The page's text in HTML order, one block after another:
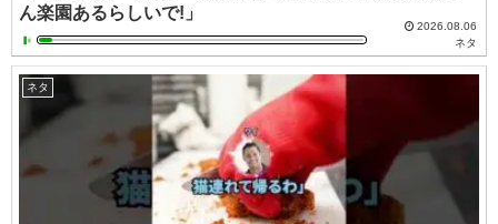
ん楽園あるらしいで!」
2026.08.06
ネタ
ネタ